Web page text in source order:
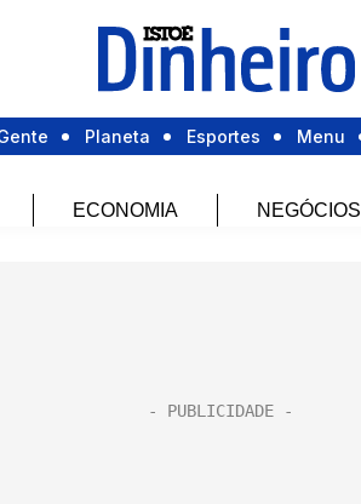
Planeta Esportes Menu
ECONOMIA NEGÓCIOS